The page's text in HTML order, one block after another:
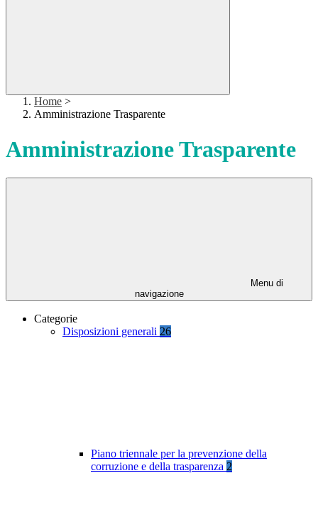
Home >
Amministrazione Trasparente
Amministrazione Trasparente
Menu di
navigazione
Categorie
Disposizioni generali 26
Piano triennale per la prevenzione della
corruzione e della trasparenza 2